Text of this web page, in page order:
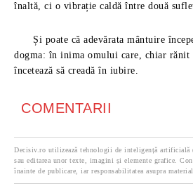
înaltă, ci o vibrație caldă între două
Și poate că adevărata mântuire
dogma: în inima omului care, chiar
încetează să creadă în iubire.
COMENTARII
Decisiv.ro utilizează tehnologii de inteligență artificială
sau editarea unor texte, imagini și elemente grafice.
înainte de publicare, iar responsabilitatea asupra